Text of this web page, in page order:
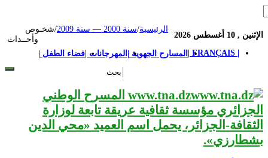
الإثنين , 10 أغسطس 2026
المسارح الجهوية | المهرجانات | فضاء الطفل |
www.tna.dz المسرح الوطني
الجزائري مؤسسة ثقافية عريقة تابعة لوزارة
الثقافة-الجزائر، يحمل اسم العميد «محي الدين
بشطارزي».
الرئيسية/سنة 2000 — سنة 2009 /شخـوص
وأحــداث